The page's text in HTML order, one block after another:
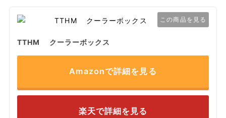
この商品を見る
TTHM クーラーボックス
Amazonで詳細を見る
楽天で詳細を見る